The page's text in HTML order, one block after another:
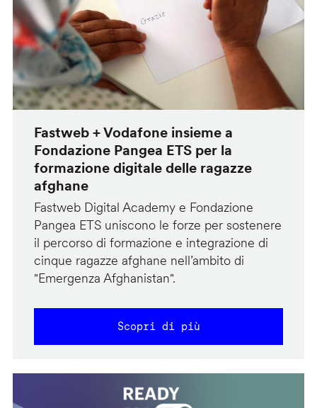
Fastweb + Vodafone insieme a
Fondazione Pangea ETS per la
formazione digitale delle ragazze
afghane
Fastweb Digital Academy e Fondazione
Pangea ETS uniscono le forze per sostenere
il percorso di formazione e integrazione di
cinque ragazze afghane nell’ambito di
"Emergenza Afghanistan".
Scopri di più